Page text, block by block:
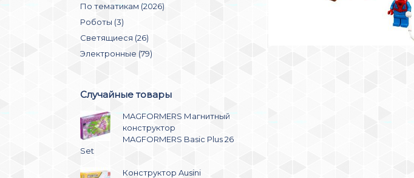
По тематикам (2026)
Роботы (3)
Светящиеся (26)
Электронные (79)
Случайные товары
MAGFORMERS Магнитный
конструктор
MAGFORMERS Basic Plus 26
Set
Конструктор Ausini